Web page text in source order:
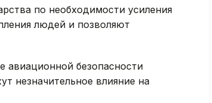
по необходимости усиления
людей и позволяют
авиационной безопасности
незначительное влияние на